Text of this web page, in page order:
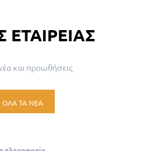
ΕΤΑΙΡΕΊΑΣ
και προωθήσεις
ΌΛΑ ΤΑ ΝΈΑ